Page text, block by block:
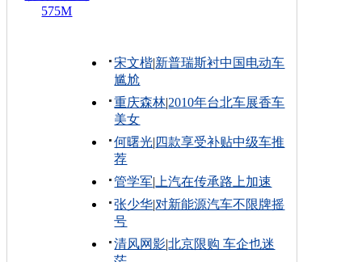
575M
宋文楷|新普瑞斯衬中国电动车
尴尬
重庆森林|2010年台北车展香车
美女
何曙光| 四款享受补贴中级车推
荐
管学军| 上汽在传承路上加速
张少华|对新能源汽车不限牌摇
号
清风网影|北京限购 车企也迷